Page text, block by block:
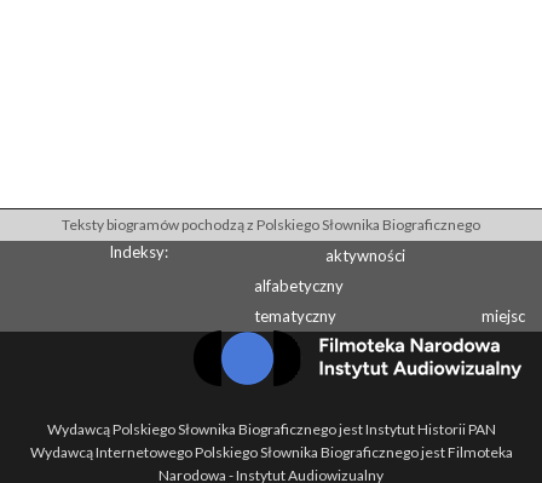
Teksty biogramów pochodzą z Polskiego Słownika Biograficznego
Indeksy:
aktywności
alfabetyczny
tematyczny
miejsc
Wydawcą Polskiego Słownika Biograficznego jest Instytut Historii PAN
Wydawcą Internetowego Polskiego Słownika Biograficznego jest Filmoteka
Narodowa - Instytut Audiowizualny